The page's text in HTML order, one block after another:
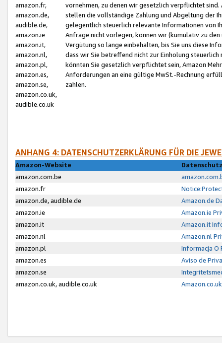
amazon.fr,
amazon.de,
audible.de,
amazon.ie
amazon.it,
amazon.nl,
amazon.pl,
amazon.es,
amazon.se,
amazon.co.uk,
audible.co.uk
vornehmen, zu denen wir gesetzlich verpflichtet
stellen die vollständige Zahlung und Abgeltung der
gelegentlich steuerlich relevante Informationen von
Anfrage nicht vorlegen, können wir (kumulativ zu
Vergütung so lange einbehalten, bis Sie uns diese
dass wir Sie betreffend nicht zur Einholung
könnten Sie gesetzlich verpflichtet sein, Amazon
Anforderungen an eine gültige MwSt.-Rechnung
zahlen.
ANHANG 4: DATENSCHUTZERKLÄRUNG FÜR DIE
Amazon-Website
amazon.com.be
amazon.fr
amazon.de, audible.de
Amazon.de
amazon.ie
Amazon.ie
amazon.it
Amazon.it
amazon.nl
Amazon.nl
amazon.pl
Informacja O
amazon.es
Aviso de
amazon.se
amazon.co.uk, audible.co.uk